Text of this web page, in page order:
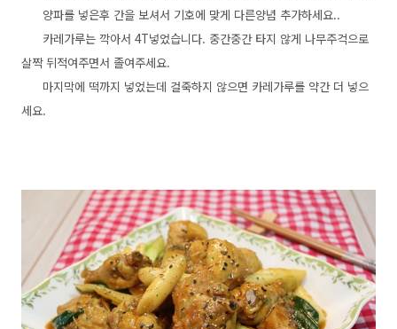
양파를 넣은후 간을 보셔서 기호에 맞게 다른양념 추가하세요..
카레가루는 깍아서 4T넣었습니다. 중간중간 타지 않게 나무주걱으로
살짝 뒤적여주면서 졸여주세요.
마지막에 떡까지 넣었는데 걸죽하지 않으면 카레가루를 약간 더 넣으
세요.